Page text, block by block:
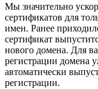
Мы значительно
сертификатов для
имен. Ранее
сертификат
нового домена. Для
регистрации домена
автоматически
регистрации.